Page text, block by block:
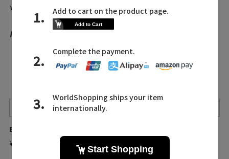
¥90,750
¥90,750
¥71,500
No.28
Quick View
¥71,500
残りわずか
Quick View
¥71,500